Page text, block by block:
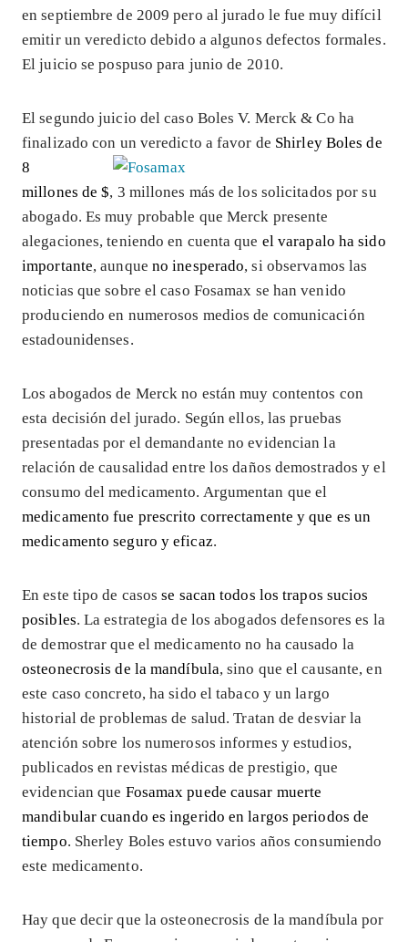
en septiembre de 2009 pero al jurado le fue muy difícil
emitir un veredicto debido a algunos defectos formales.
El juicio se pospuso para junio de 2010.
El segundo juicio del caso Boles V. Merck & Co ha
finalizado con un veredicto a favor de Shirley Boles de
8
millones de $, 3 millones más de los solicitados por su
abogado. Es muy probable que Merck presente
alegaciones, teniendo en cuenta que el varapalo ha sido
importante, aunque no inesperado, si observamos las
noticias que sobre el caso Fosamax se han venido
produciendo en numerosos medios de comunicación
estadounidenses.
Los abogados de Merck no están muy contentos con
esta decisión del jurado. Según ellos, las pruebas
presentadas por el demandante no evidencian la
relación de causalidad entre los daños demostrados y el
consumo del medicamento. Argumentan que el
medicamento fue prescrito correctamente y que es un
medicamento seguro y eficaz.
En este tipo de casosse sacan todos los trapos sucios
posibles. La estrategia de los abogados defensores es la
de demostrar que el medicamento no ha causado la
osteonecrosis de la mandíbula, sino que el causante, en
este caso concreto, ha sido el tabaco y un largo
historial de problemas de salud. Tratan de desviar la
atención sobre los numerosos informes y estudios,
publicados en revistas médicas de prestigio, que
evidencian que Fosamax puede causar muerte
mandibular cuando es ingerido en largos periodos de
tiempo. Sherley Boles estuvo varios años consumiendo
este medicamento.
Hay que decir que la osteonecrosis de la mandíbula por